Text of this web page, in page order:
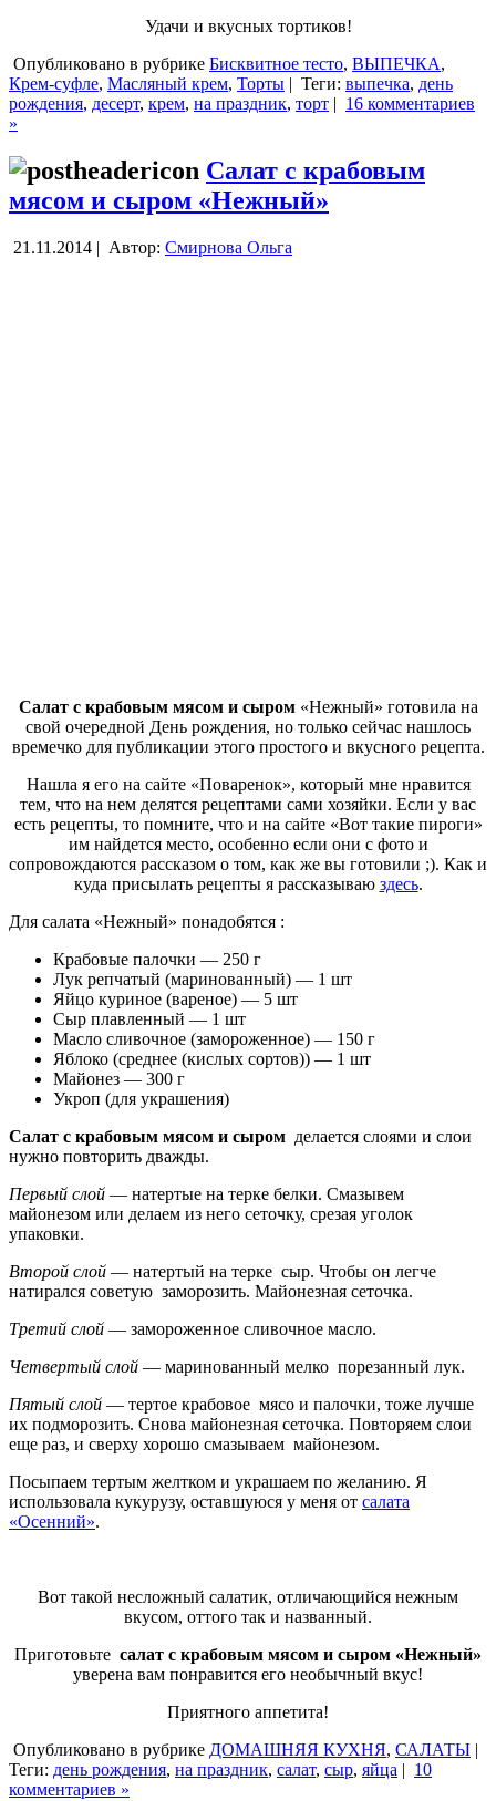
Удачи и вкусных тортиков!
Опубликовано в рубрике Бисквитное тесто, ВЫПЕЧКА,
Крем-суфле, Масляный крем, Торты | Теги: выпечка, день
рождения, десерт, крем, на праздник, торт | 16 комментариев
»
Салат с крабовым
мясом и сыром «Нежный»
21.11.2014 | Автор: Смирнова Ольга
Салат с крабовым мясом и сыром«Нежный» готовила на
свой очередной День рождения, но только сейчас нашлось
времечко для публикации этого простого и вкусного рецепта.
Нашла я его на сайте «Поваренок», который мне нравится
тем, что на нем делятся рецептами сами хозяйки. Если у вас
есть рецепты, то помните, что и на сайте «Вот такие пироги»
им найдется место, особенно если они с фото и
сопровождаются рассказом о том, как же вы готовили ;). Как и
куда присылать рецепты я рассказываю здесь.
Для салата «Нежный» понадобятся :
Крабовые палочки — 250 г
Лук репчатый (маринованный) — 1 шт
Яйцо куриное (вареное) — 5 шт
Сыр плавленный — 1 шт
Масло сливочное (замороженное) — 150 г
Яблоко (среднее (кислых сортов)) — 1 шт
Майонез — 300 г
Укроп (для украшения)
Салат с крабовым мясом и сыром делается слоями и слои
нужно повторить дважды.
Первый слой — натертые на терке белки. Смазывем
майонезом или делаем из него сеточку, срезая уголок
упаковки.
Второй слой — натертый на терке сыр. Чтобы он легче
натирался советую заморозить. Майонезная сеточка.
Третий слой — замороженное сливочное масло.
Четвертый слой — маринованный мелко порезанный лук.
Пятый слой — тертое крабовое мясо и палочки, тоже лучше
их подморозить. Снова майонезная сеточка. Повторяем слои
еще раз, и сверху хорошо смазываем майонезом.
Посыпаем тертым желтком и украшаем по желанию. Я
использовала кукурузу, оставшуюся у меня от салата
«Осенний».
Вот такой несложный салатик, отличающийся нежным
вкусом, оттого так и названный.
Приготовьте салат с крабовым мясом и сыром «Нежный»
уверена вам понравится его необычный вкус!
Приятного аппетита!
Опубликовано в рубрике ДОМАШНЯЯ КУХНЯ, САЛАТЫ |
Теги: день рождения, на праздник, салат, сыр, яйца | 10
комментариев »